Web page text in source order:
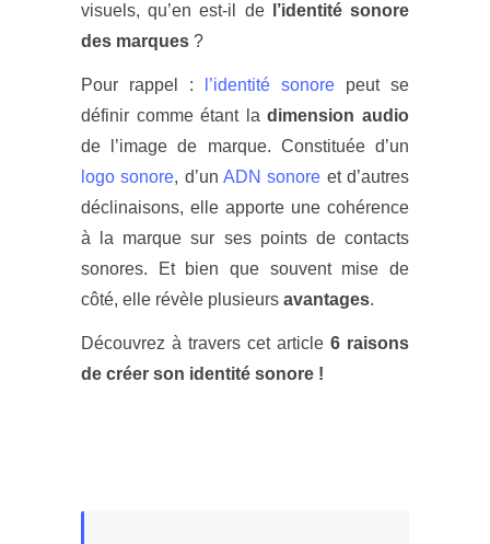
visuels, qu’en est-il de
l’identité sonore
des marques ?
Pour rappel : l’identité sonore peut se
définir comme étant ladimension audio
de l’image de marque. Constituée d’un
logo sonore, d’unADN sonore et d’autres
déclinaisons, elle apporte une cohérence
à la marque sur ses points de contacts
sonores.
Et bien que souvent mise de
côté, elle révèle plusieurs avantages.
Découvrez à travers cet article 6 raisons
de créer son identité sonore !